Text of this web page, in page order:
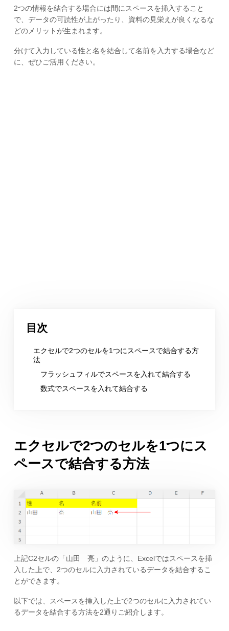
2つの情報を結合する場合には間にスペースを挿入すること
で、データの可読性が上がったり、資料の見栄えが良くなるな
どのメリットが生まれます。
分けて入力している性と名を結合して名前を入力する場合など
に、ぜひご活用ください。
目次
エクセルで2つのセルを1つにスペースで結合する方
法
フラッシュフィルでスペースを入れて結合する
数式でスペースを入れて結合する
エクセルで2つのセルを1つにス
ペースで結合する方法
上記C2セルの「山田 亮」のように、Excelではスペースを挿
入した上で、2つのセルに入力されているデータを結合するこ
とができます。
以下では、スペースを挿入した上で2つのセルに入力されてい
るデータを結合する方法を2通りご紹介します。